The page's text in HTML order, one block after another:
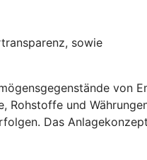
sowie
von
und
Das